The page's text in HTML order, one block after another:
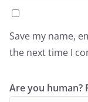
Save my name,
the next time I
Are you human?